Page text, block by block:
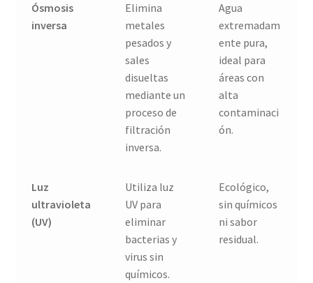
Ósmosis
inversa
Elimina
metales
pesados y
sales
disueltas
mediante un
proceso de
filtración
inversa.
Agua
extremadam
ente pura,
ideal para
áreas con
alta
contaminaci
ón.
Luz
ultravioleta
(UV)
Utiliza luz
UV para
eliminar
bacterias y
virus sin
químicos.
Ecológico,
sin químicos
ni sabor
residual.